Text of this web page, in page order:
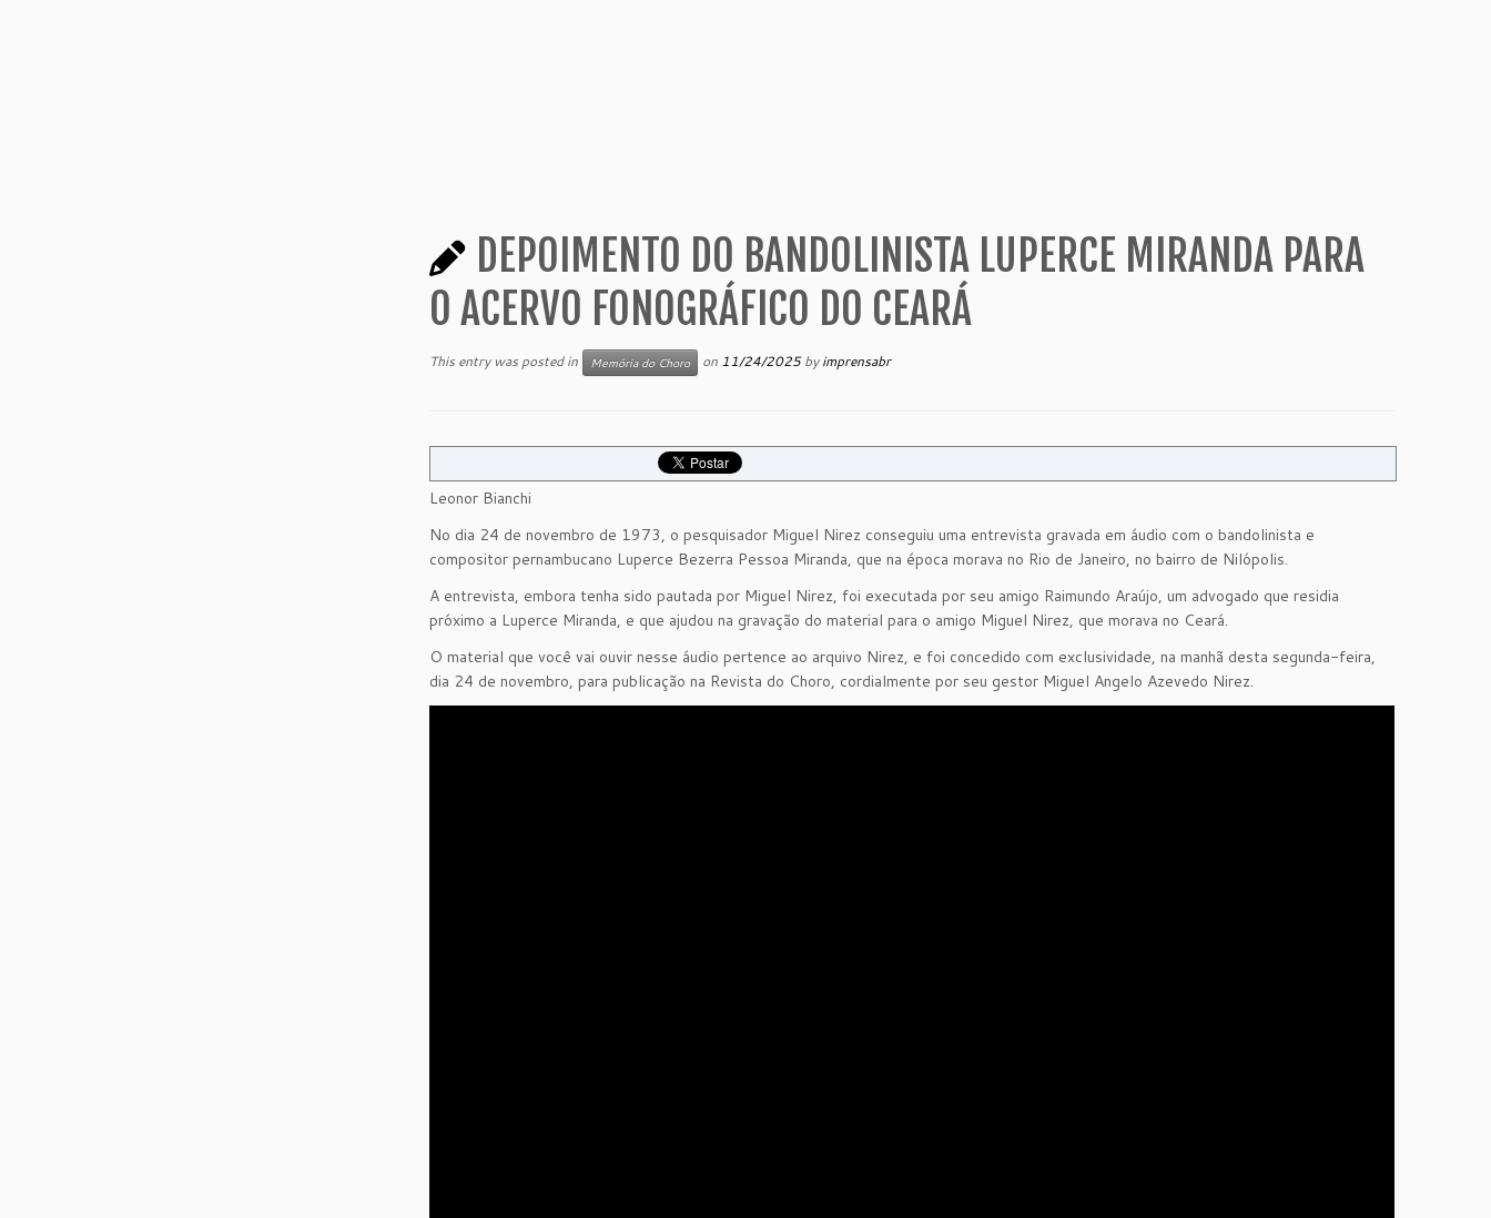
DEPOIMENTO DO BANDOLINISTA LUPERCE MIRANDA PARA
O ACERVO FONOGRÁFICO DO CEARÁ
This entry was posted in Memória do Choro on 11/24/2025 byimprensabr
Leonor Bianchi
No dia 24 de novembro de 1973, o pesquisador Miguel Nirez conseguiu uma entrevista gravada em áudio com o bandolinista e
compositor pernambucano Luperce Bezerra Pessoa Miranda, que na época morava no Rio de Janeiro, no bairro de Nilópolis.
A entrevista, embora tenha sido pautada por Miguel Nirez, foi executada por seu amigo Raimundo Araújo, um advogado que residia
próximo a Luperce Miranda, e que ajudou na gravação do material para o amigo Miguel Nirez, que morava no Ceará.
O material que você vai ouvir nesse áudio pertence ao arquivo Nirez, e foi concedido com exclusividade, na manhã desta segunda-feira,
dia 24 de novembro, para publicação na Revista do Choro, cordialmente por seu gestor Miguel Angelo Azevedo Nirez.